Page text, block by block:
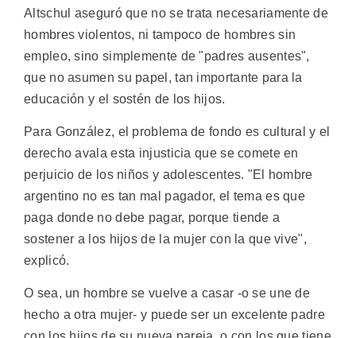
Altschul aseguró que no se trata necesariamente de
hombres violentos, ni tampoco de hombres sin
empleo, sino simplemente de "padres ausentes",
que no asumen su papel, tan importante para la
educación y el sostén de los hijos.
Para González, el problema de fondo es cultural y el
derecho avala esta injusticia que se comete en
perjuicio de los niños y adolescentes. "El hombre
argentino no es tan mal pagador, el tema es que
paga donde no debe pagar, porque tiende a
sostener a los hijos de la mujer con la que vive",
explicó.
O sea, un hombre se vuelve a casar -o se une de
hecho a otra mujer- y puede ser un excelente padre